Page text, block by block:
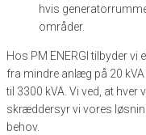
hvis
områder.
Hos PM ENERGI tilbyder
fra mindre anlæg på 20
til 3300 kVA. Vi ved, at
skræddersyr vi vores
behov.